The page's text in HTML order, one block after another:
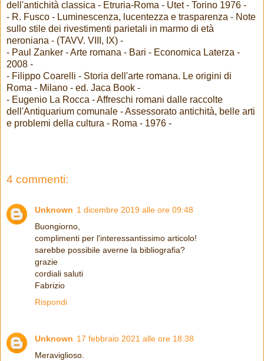
dell'antichità classica - Etruria-Roma - Utet - Torino 1976 -
- R. Fusco - Luminescenza, lucentezza e trasparenza - Note
sullo stile dei rivestimenti parietali in marmo di età
neroniana - (TAVV. VIII, IX) -
- Paul Zanker - Arte romana - Bari - Economica Laterza -
2008 -
- Filippo Coarelli - Storia dell'arte romana. Le origini di
Roma - Milano - ed. Jaca Book -
- Eugenio La Rocca - Affreschi romani dalle raccolte
dell'Antiquarium comunale - Assessorato antichità, belle arti
e problemi della cultura - Roma - 1976 -
4 commenti:
Unknown 1 dicembre 2019 alle ore 09:48
Buongiorno,
complimenti per l'interessantissimo articolo!
sarebbe possibile averne la bibliografia?
grazie
cordiali saluti
Fabrizio
Rispondi
Unknown 17 febbraio 2021 alle ore 18:38
Meraviglioso.